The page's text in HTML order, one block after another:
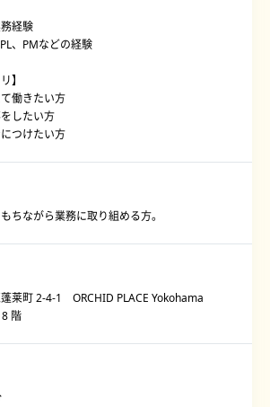
経験
、PMなどの経験
】
働きたい方
したい方
つけたい方
ちながら業務に取り組める方。
莱町 2-4-1 ORCHID PLACE Yokohama
階